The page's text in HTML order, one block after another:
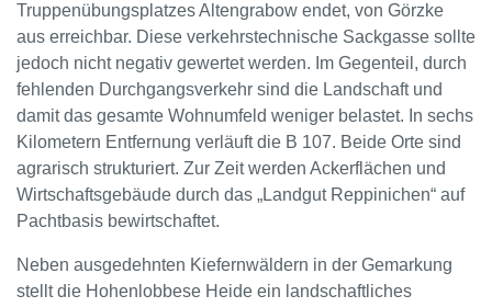
Truppenübungsplatzes Altengrabow endet, von Görzke
aus erreichbar. Diese verkehrstechnische Sackgasse sollte
jedoch nicht negativ gewertet werden. Im Gegenteil, durch
fehlenden Durchgangsverkehr sind die Landschaft und
damit das gesamte Wohnumfeld weniger belastet. In sechs
Kilometern Entfernung verläuft die B 107. Beide Orte sind
agrarisch strukturiert. Zur Zeit werden Ackerflächen und
Wirtschaftsgebäude durch das „Landgut Reppinichen“ auf
Pachtbasis bewirtschaftet.
Neben ausgedehnten Kiefernwäldern in der Gemarkung
stellt die Hohenlobbese Heide ein landschaftliches